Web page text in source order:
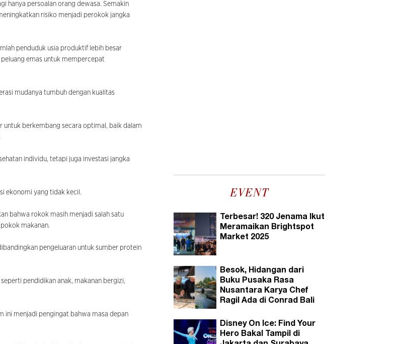
hanya persoalan orang dewasa. Semakin
risiko menjadi perokok jangka
penduduk usia produktif lebih besar
emas untuk mempercepat
mudanya tumbuh dengan kualitas
untuk berkembang secara optimal, baik dalam
individu, tetapi juga investasi jangka
ekonomi yang tidak kecil.
bahwa rokok masih menjadi salah satu
makanan.
pengeluaran untuk sumber protein
pendidikan anak, makanan bergizi,
ini menjadi pengingat bahwa masa depan
EVENT
Terbesar! 320 Jenama Ikut
Meramaikan Brightspot
Market 2025
Besok, Hidangan dari
Buku Pusaka Rasa
Nusantara Karya Chef
Ragil Ada di Conrad Bali
Disney On Ice: Find Your
Hero Bakal Tampil di